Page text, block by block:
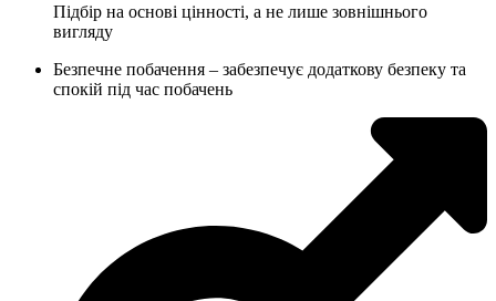
Підбір на основі цінності, а не лише зовнішнього
вигляду
Безпечне побачення – забезпечує додаткову безпеку та
спокій під час побачень